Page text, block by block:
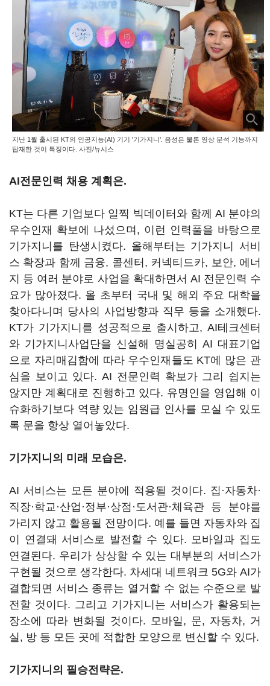
지난 1월 출시된 KT의 인공지능(AI) 기기 '기가지니'. 음성은 물론 영상 분석 기능까지
탑재한 것이 특징이다. 사진/뉴시스
AI전문인력 채용 계획은.
KT는 다른 기업보다 일찍 빅데이터와 함께 AI 분야의
우수인재 확보에 나섰으며, 이런 인력풀을 바탕으로
기가지니를 탄생시켰다. 올해부터는 기가지니 서비
스 확장과 함께 금융, 콜센터, 커넥티드카, 보안, 에너
지 등 여러 분야로 사업을 확대하면서 AI 전문인력 수
요가 많아졌다. 올 초부터 국내 및 해외 주요 대학을
찾아다니며 당사의 사업방향과 직무 등을 소개했다.
KT가 기가지니를 성공적으로 출시하고, AI테크센터
와 기가지니사업단을 신설해 명실공히 AI 대표기업
으로 자리매김함에 따라 우수인재들도 KT에 많은 관
심을 보이고 있다. AI 전문인력 확보가 그리 쉽지는
않지만 계획대로 진행하고 있다. 유명인을 영입해 이
슈화하기보다 역량 있는 임원급 인사를 모실 수 있도
록 문을 항상 열어놓았다.
기가지니의 미래 모습은.
AI 서비스는 모든 분야에 적용될 것이다. 집·자동차·
직장·학교·산업·정부·상점·도서관·체육관 등 분야를
가리지 않고 활용될 전망이다. 예를 들면 자동차와 집
이 연결돼 서비스로 발전할 수 있다. 모바일과 집도
연결된다. 우리가 상상할 수 있는 대부분의 서비스가
구현될 것으로 생각한다. 차세대 네트워크 5G와 AI가
결합되면 서비스 종류는 열거할 수 없는 수준으로 발
전할 것이다. 그리고 기가지니는 서비스가 활용되는
장소에 따라 변화될 것이다. 모바일, 문, 자동차, 거
실, 방 등 모든 곳에 적합한 모양으로 변신할 수 있다.
기가지니의 필승전략은.